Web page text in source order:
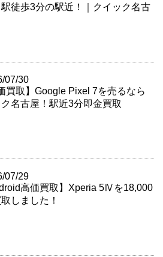
徒歩3分の駅近！｜クイック名古
07/30
買取】Google Pixel 7を売るなら
名古屋！駅近3分即金買取
07/29
高価買取】Xperia 5Ⅳを18,000
しました！